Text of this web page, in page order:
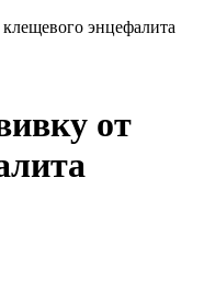
энцефалита
от